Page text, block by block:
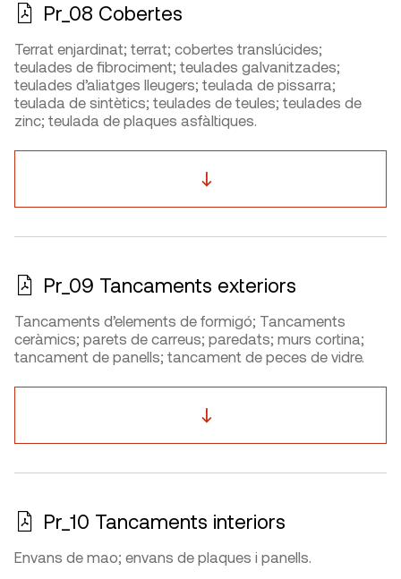
Pr_08 Cobertes
Terrat enjardinat; terrat; cobertes translúcides;
teulades de fibrociment; teulades galvanitzades;
teulades d’aliatges lleugers; teulada de pissarra;
teulada de sintètics; teulades de teules; teulades de
zinc; teulada de plaques asfàltiques.
Pr_09 Tancaments exteriors
Tancaments d’elements de formigó; Tancaments
ceràmics; parets de carreus; paredats; murs cortina;
tancament de panells; tancament de peces de vidre.
Pr_10 Tancaments interiors
Envans de mao; envans de plaques i panells.